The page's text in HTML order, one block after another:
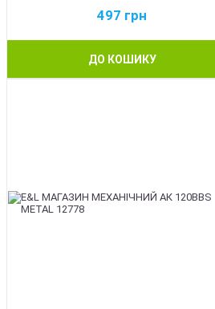
497 грн
ДО КОШИКУ